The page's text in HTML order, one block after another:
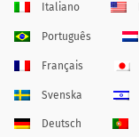
Italiano
Português
Français
Svenska
Deutsch